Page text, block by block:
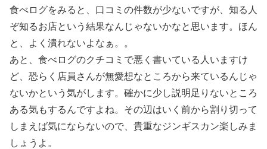
食べログをみると、口コミの件数が少ないですが、知る人
ぞ知るお店という結果なんじゃないかなと思います。ほん
と、よく潰れないよなぁ。。
あと、食べログのクチコミで悪く書いている人いますけ
ど、恐らく店員さんが無愛想なところから来ているんじゃ
ないかという気がします。確かに少し説明足りないところ
ある気もするんですよね。その辺はいく前から割り切って
しまえば気にならないので、貴重なジンギスカン楽しみま
しょうよ。